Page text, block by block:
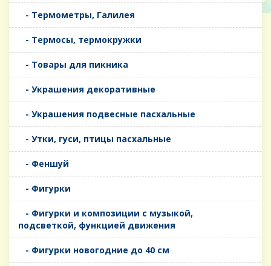
- Термометры, Галилея
- Термосы, термокружки
- Товары для пикника
- Украшения декоративные
- Украшения подвесные пасхальные
- Утки, гуси, птицы пасхальные
- Феншуй
- Фигурки
- Фигурки и композиции с музыкой,
подсветкой, функцией движения
- Фигурки новогодние до 40 см